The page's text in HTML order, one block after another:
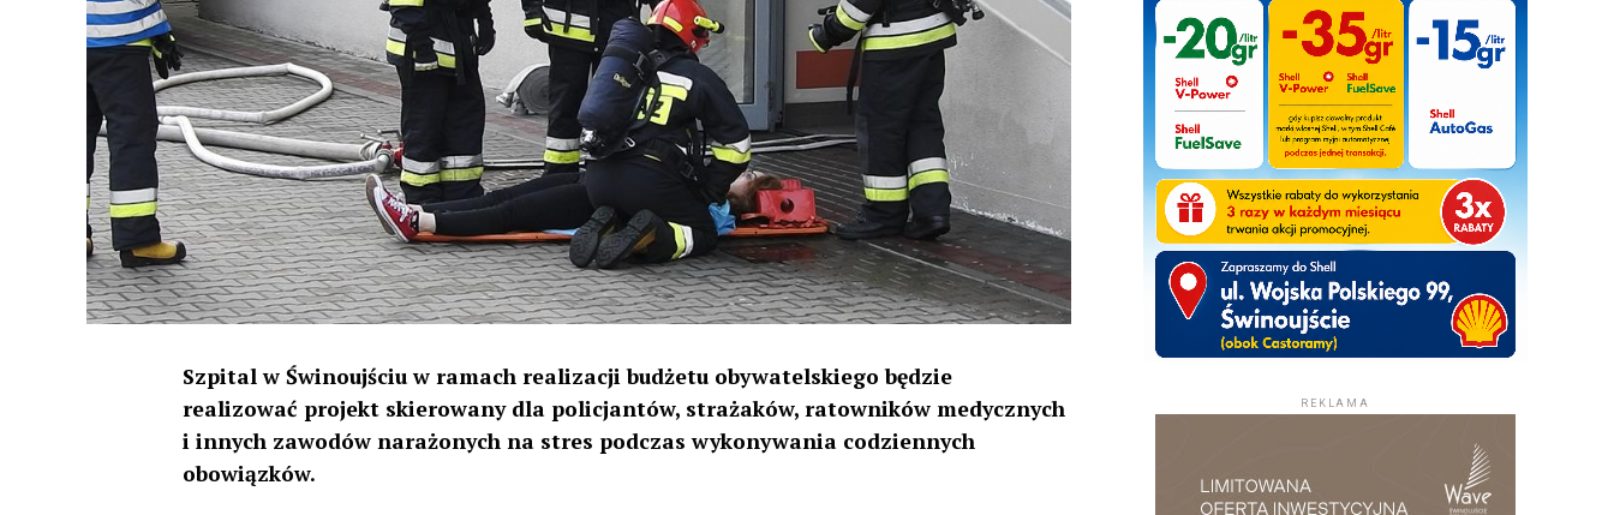
Szpital w Świnoujściu w ramach realizacji budżetu obywatelskiego będzie
realizować projekt skierowany dla policjantów, strażaków, ratowników medycznych
i innych zawodów narażonych na stres podczas wykonywania codziennych
obowiązków.
REKLAMA